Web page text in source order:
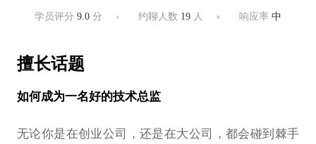
学员评分9.0 分 约聊人数 19人 响应率 中
擅长话题
如何成为一名好的技术总监
无论你是在创业公司，还是在大公司，都会碰到棘手